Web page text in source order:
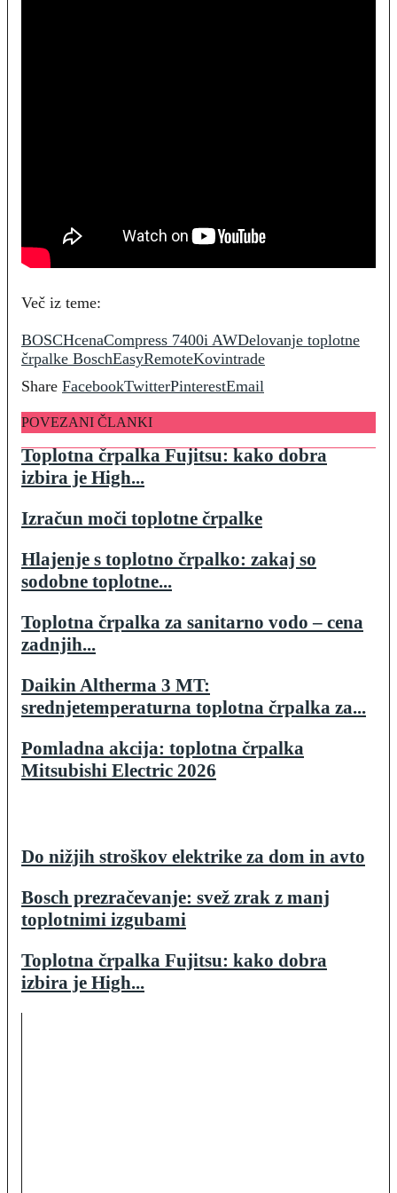
Več iz teme:
BOSCHcenaCompress 7400i AWDelovanje toplotne
črpalke BoschEasyRemoteKovintrade
Share FacebookTwitterPinterestEmail
POVEZANI ČLANKI
Toplotna črpalka Fujitsu: kako dobra
izbira je High...
Izračun moči toplotne črpalke
Hlajenje s toplotno črpalko: zakaj so
sodobne toplotne...
Toplotna črpalka za sanitarno vodo – cena
zadnjih...
Daikin Altherma 3 MT:
srednjetemperaturna toplotna črpalka za...
Pomladna akcija: toplotna črpalka
Mitsubishi Electric 2026
Do nižjih stroškov elektrike za dom in avto
Bosch prezračevanje: svež zrak z manj
toplotnimi izgubami
Toplotna črpalka Fujitsu: kako dobra
izbira je High...